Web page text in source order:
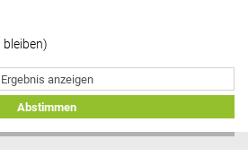
bleiben)
Ergebnis anzeigen
Abstimmen